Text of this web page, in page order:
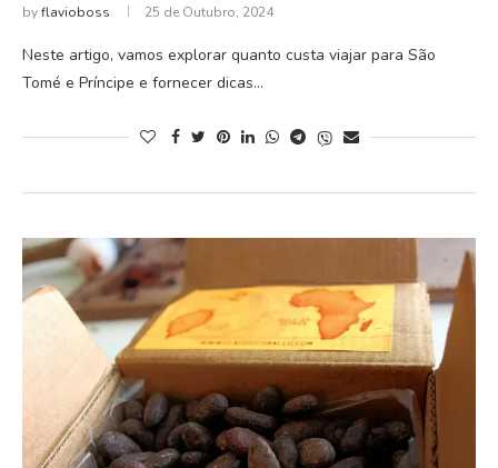
byflavioboss 25 de Outubro, 2024
Neste artigo, vamos explorar quanto custa viajar para São
Tomé e Príncipe e fornecer dicas…